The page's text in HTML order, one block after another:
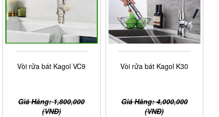
Vòi rửa bát Kagol VC9
Giá Hãng: 1,800,000
(VNĐ)
Vòi rửa bát Kagol K30
Giá Hãng: 4,000,000
(VNĐ)